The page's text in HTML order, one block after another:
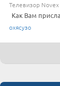
Телевизор Novex
Как Вам
охясузо